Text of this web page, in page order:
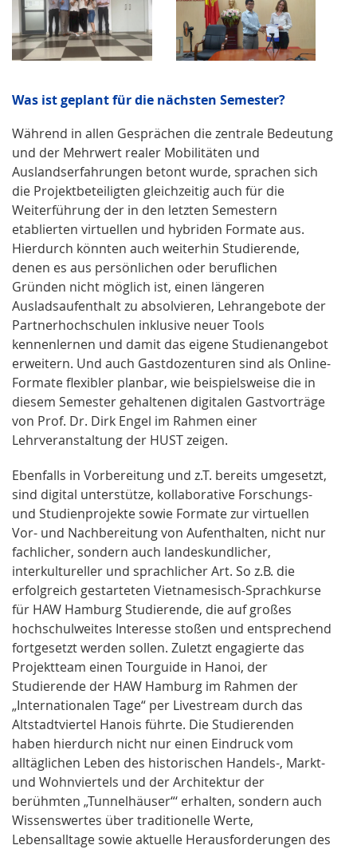
Was ist geplant für die nächsten Semester?
Während in allen Gesprächen die zentrale Bedeutung
und der Mehrwert realer Mobilitäten und
Auslandserfahrungen betont wurde, sprachen sich
die Projektbeteiligten gleichzeitig auch für die
Weiterführung der in den letzten Semestern
etablierten virtuellen und hybriden Formate aus.
Hierdurch könnten auch weiterhin Studierende,
denen es aus persönlichen oder beruflichen
Gründen nicht möglich ist, einen längeren
Ausladsaufenthalt zu absolvieren, Lehrangebote der
Partnerhochschulen inklusive neuer Tools
kennenlernen und damit das eigene Studienangebot
erweitern. Und auch Gastdozenturen sind als Online-
Formate flexibler planbar, wie beispielsweise die in
diesem Semester gehaltenen digitalen Gastvorträge
von Prof. Dr. Dirk Engel im Rahmen einer
Lehrveranstaltung der HUST zeigen.
Ebenfalls in Vorbereitung und z.T. bereits umgesetzt,
sind digital unterstütze, kollaborative Forschungs-
und Studienprojekte sowie Formate zur virtuellen
Vor- und Nachbereitung von Aufenthalten, nicht nur
fachlicher, sondern auch landeskundlicher,
interkultureller und sprachlicher Art. So z.B. die
erfolgreich gestarteten Vietnamesisch-Sprachkurse
für HAW Hamburg Studierende, die auf großes
hochschulweites Interesse stoßen und entsprechend
fortgesetzt werden sollen. Zuletzt engagierte das
Projektteam einen Tourguide in Hanoi, der
Studierende der HAW Hamburg im Rahmen der
„Internationalen Tage“ per Livestream durch das
Altstadtviertel Hanois führte. Die Studierenden
haben hierdurch nicht nur einen Eindruck vom
alltäglichen Leben des historischen Handels-, Markt-
und Wohnviertels und der Architektur der
berühmten „Tunnelhäuser“‘ erhalten, sondern auch
Wissenswertes über traditionelle Werte,
Lebensalltage sowie aktuelle Herausforderungen des